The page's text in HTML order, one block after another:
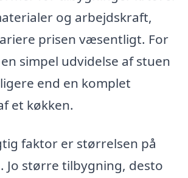
og arbejdskraft,
prisen væsentligt. For
simpel udvidelse af stuen
end en komplet
et køkken.
faktor er størrelsen på
Jo større tilbygning, desto